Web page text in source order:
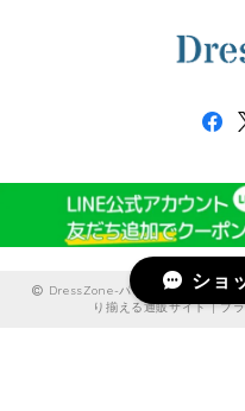
DressZone-パーティードレス、
り揃える通販サイト |プ
ショ